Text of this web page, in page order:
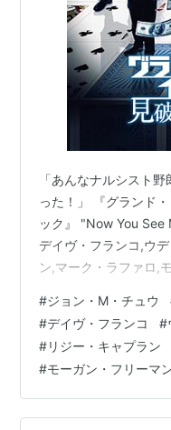
「あんなナルシスト
った！」 『グランド
ック』 "Now You See
デイヴ・フランコ,ウ
ン,マーク・ラファロ,
この お話の続編です
てルーラが加入！
こちら。
ンド・イリュージョン
#ジョン・M・チュウ
#デイヴ・フランコ #
#リジー・キャプラン
#モーガン・フリーマ